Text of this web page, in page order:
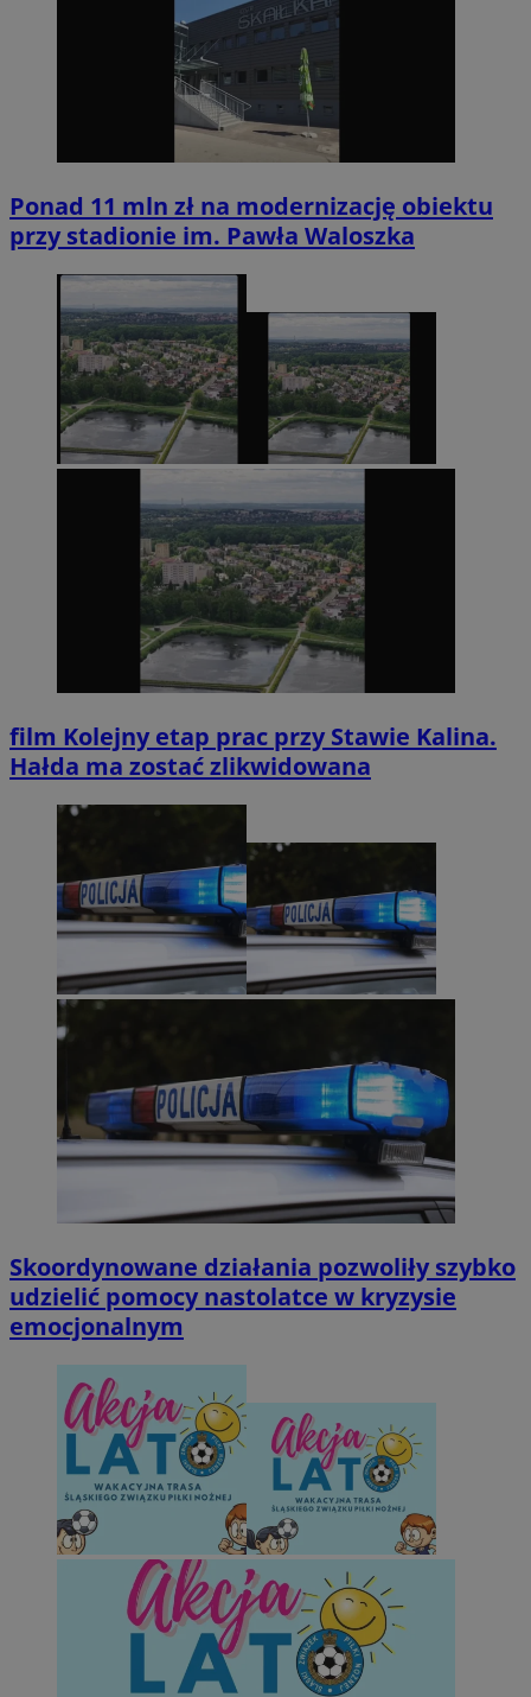
Ponad 11 mln zł na modernizację obiektu
przy stadionie im. Pawła Waloszka
film Kolejny etap prac przy Stawie Kalina.
Hałda ma zostać zlikwidowana
Skoordynowane działania pozwoliły szybko
udzielić pomocy nastolatce w kryzysie
emocjonalnym